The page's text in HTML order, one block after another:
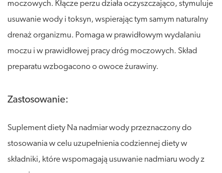
moczowych. Kłącze perzu działa oczyszczająco, stymuluje
usuwanie wody i toksyn, wspierając tym samym naturalny
drenaż organizmu. Pomaga w prawidłowym wydalaniu
moczu i w prawidłowej pracy dróg moczowych. Skład
preparatu wzbogacono o owoce żurawiny.
Zastosowanie:
Suplement diety Na nadmiar wody przeznaczony do
stosowania w celu uzupełnienia codziennej diety w
składniki, które wspomagają usuwanie nadmiaru wody z